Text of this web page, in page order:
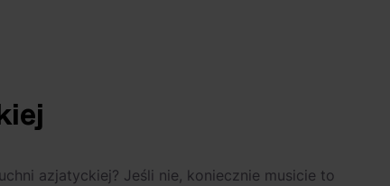
azjatyckiej? Jeśli nie, koniecznie musicie to